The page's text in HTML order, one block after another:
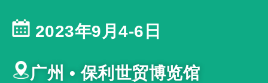
2023年9月4-6日
广州 • 保利世贸博览馆